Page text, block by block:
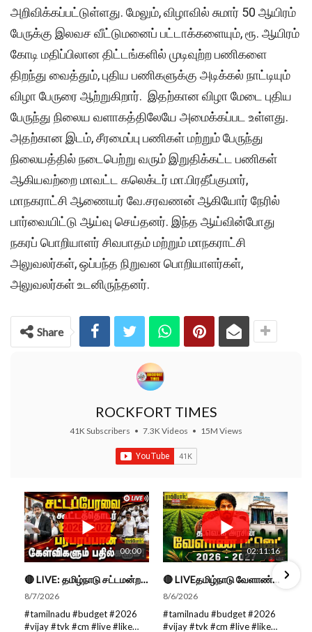
அறிவிக்கப்பட்டுள்ளது. மேலும், விழாவில் சுமார் 50 ஆயிரம்
பேருக்கு இலவச வீட்டுமனைப் பட்டாக்களையும், ரூ. ஆயிரம்
கோடி மதிப்பிலான திட்டங்களில் முடிவுற்ற பணிகளை
திறந்து வைத்தும், புதிய பணிகளுக்கு அடிக்கல் நாட்டியும்
விழா பேருரை ஆற்றுகிறார். இதற்கான விழா மேடை புதிய
பேருந்து நிலைய வளாகத்திலேயே அமைக்கப்பட உள்ளது.
அதற்கான இடம், சீரமைப்பு பணிகள் மற்றும் பேருந்து
நிலையத்தில் நடைபெற்று வரும் இறுதிக்கட்ட பணிகள்
ஆகியவற்றை மாவட்ட கலெக்டர் மா.பிரதீப்குமார்,
மாநகராட்சி ஆணையர் வே.சரவணன் ஆகியோர் நேரில்
பார்வையிட்டு ஆய்வு செய்தனர். இந்த ஆய்வின்போது
நகரப் பொறியாளர் சிவபாதம் மற்றும் மாநகராட்சி
அலுவலர்கள், ஒப்பந்த நிறுவன பொறியாளர்கள்,
அலுவலர்கள் உடனிருந்தனர்.
Share
ROCKFORT TIMES
41K Subscribers • 7.3K Videos • 15M Views
00:00
🔴 LIVE: தமிழ்நாடு சட்டமன்றப் பேரவை கூட்டத்தொடர் - நிதிநிலை அறிக்கை மீது விவாதம் #live #budget #video
8/7/2026
#tamilnadu #budget #2026
#vijay #tvk #cm #live #like
02:11:16
🔴 LIVEதமிழ்நாடு வேளாண்மை நிதிநிலை அறிக்கை - 2026-27 |TN Agriculture Budget #live #budget #video #cm
8/6/2026
#tamilnadu #budget #2026
#vijay #tvk #cm #live #like